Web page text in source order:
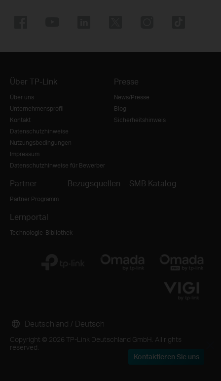
Über TP-Link
Über uns
Unternehmensprofil
Kontakt
Datenschutzhinweise
Nutzungsbedingungen
Impressum
Datenschutzhinweise für Bewerber
Presse
News/Presse
Blog
Sicherheitshinweis
Partner
Partner Programm
Bezugsquellen SMB Katalog
Lernportal
Technologie-Bibliothek
Copyright © 2026 TP-Link Deutschland GmbH. All rights
reserved.
Deutschland / Deutsch
Kontaktieren Sie uns